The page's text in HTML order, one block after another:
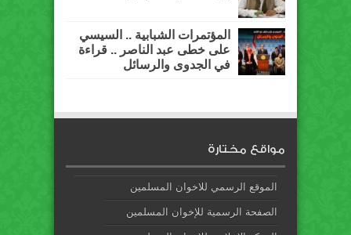
المؤتمرات الشبابية .. السيسي
على خطى عبد الناصر .. قراءة
في الجدوى والرسائل
مواقع مختارة
الموقع الرسمي للاخوان المسلمين
الصفحة الرسمية للإخوان المسلمين